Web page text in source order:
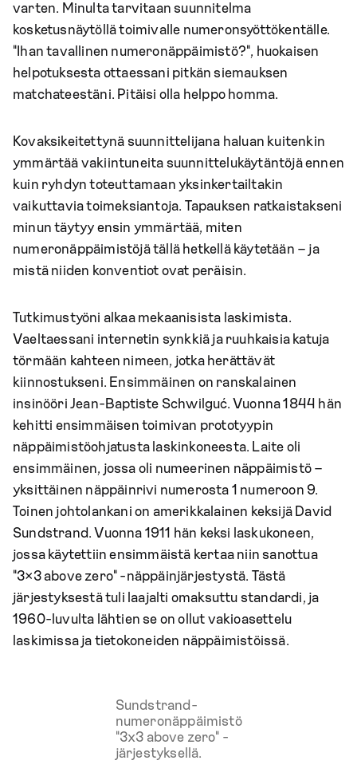
varten. Minulta tarvitaan suunnitelma
kosketusnäytöllä toimivalle numeronsyöttökentälle.
"Ihan tavallinen numeronäppäimistö?", huokaisen
helpotuksesta ottaessani pitkän siemauksen
matchateestäni. Pitäisi olla helppo homma.
Kovaksikeitettynä suunnittelijana haluan kuitenkin
ymmärtää vakiintuneita suunnittelukäytäntöjä ennen
kuin ryhdyn toteuttamaan yksinkertailtakin
vaikuttavia toimeksiantoja. Tapauksen ratkaistakseni
minun täytyy ensin ymmärtää, miten
numeronäppäimistöjä tällä hetkellä käytetään – ja
mistä niiden konventiot ovat peräisin.
Tutkimustyöni alkaa mekaanisista laskimista.
Vaeltaessani internetin synkkiä ja ruuhkaisia katuja
törmään kahteen nimeen, jotka herättävät
kiinnostukseni. Ensimmäinen on ranskalainen
insinööri Jean-Baptiste Schwilguć. Vuonna 1844 hän
kehitti ensimmäisen toimivan prototyypin
näppäimistöohjatusta laskinkoneesta. Laite oli
ensimmäinen, jossa oli numeerinen näppäimistö –
yksittäinen näppäinrivi numerosta 1 numeroon 9.
Toinen johtolankani on amerikkalainen keksijä David
Sundstrand. Vuonna 1911 hän keksi laskukoneen,
jossa käytettiin ensimmäistä kertaa niin sanottua
"3×3 above zero" -näppäinjärjestystä. Tästä
järjestyksestä tuli laajalti omaksuttu standardi, ja
1960-luvulta lähtien se on ollut vakioasettelu
laskimissa ja tietokoneiden näppäimistöissä.
Sundstrand-
numeronäppäimistö
"3x3 above zero" -
järjestyksellä.